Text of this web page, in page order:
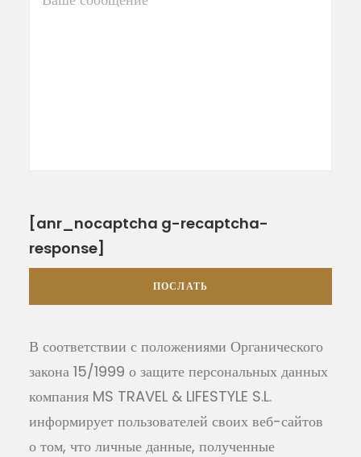
[anr_nocaptcha g-recaptcha-
response]
В соответствии с положениями Органического
закона 15/1999 о защите персональных данных
компания MS TRAVEL & LIFESTYLE S.L.
информирует пользователей своих веб-сайтов
о том, что личные данные, полученные